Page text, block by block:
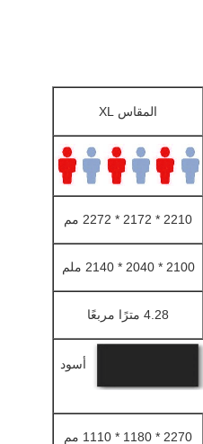
المقاس XL
2210 * 2172 * 2272 مم
2100 * 2040 * 2140 ملم
4.28 مترًا مربعًا
أسود
2270 * 1180 * 1110 مم